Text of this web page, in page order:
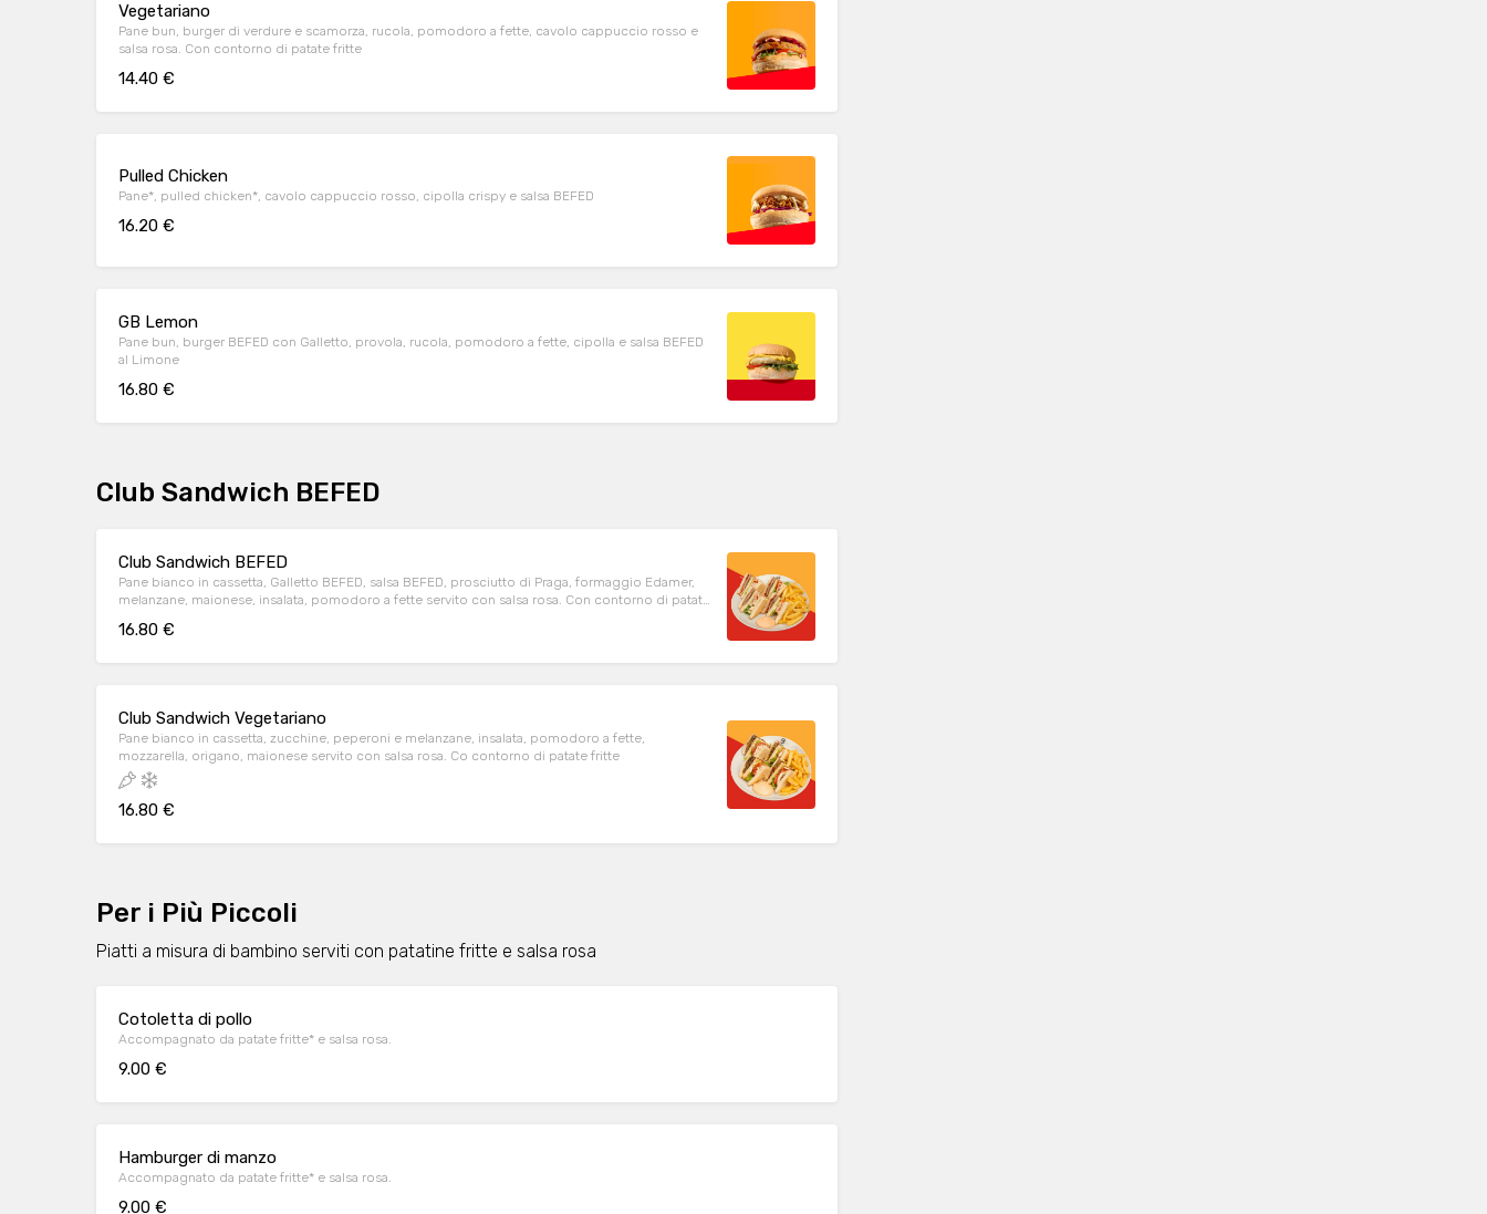
Vegetariano
Pane bun, burger di verdure e scamorza, rucola, pomodoro a fette, cavolo cappuccio rosso e
salsa rosa. Con contorno di patate fritte
14.40 €
Pulled Chicken
Pane*, pulled chicken*, cavolo cappuccio rosso, cipolla crispy e salsa BEFED
16.20 €
GB Lemon
Pane bun, burger BEFED con Galletto, provola, rucola, pomodoro a fette, cipolla e salsa BEFED
al Limone
16.80 €
Club Sandwich BEFED
Club Sandwich BEFED
Pane bianco in cassetta, Galletto BEFED, salsa BEFED, prosciutto di Praga, formaggio Edamer,
melanzane, maionese, insalata, pomodoro a fette servito con salsa rosa. Con contorno di patate
16.80 €
Club Sandwich Vegetariano
Pane bianco in cassetta, zucchine, peperoni e melanzane, insalata, pomodoro a fette,
mozzarella, origano, maionese servito con salsa rosa. Co contorno di patate fritte
16.80 €
Per i Più Piccoli
Piatti a misura di bambino serviti con patatine fritte e salsa rosa
Cotoletta di pollo
Accompagnato da patate fritte* e salsa rosa.
9.00 €
Hamburger di manzo
Accompagnato da patate fritte* e salsa rosa.
9.00 €